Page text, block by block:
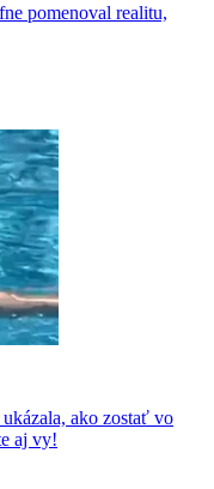
pomenoval realitu,
ako zostať vo
aj vy!